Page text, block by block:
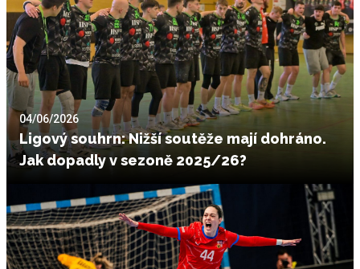
04/06/2026
Ligový souhrn: Nižší soutěže mají dohráno.
Jak dopadly v sezoně 2025/26?